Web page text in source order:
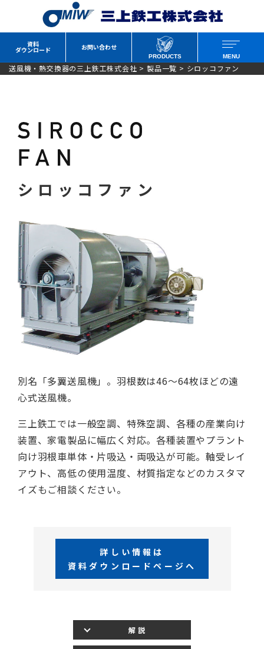
MENU
PRODUCTS
お問い合わせ
資料
ダウンロード
送風機・熱交換器の三上鉄工株式会社 >製品一覧 > シロッコファン
シロッコファン
別名「多翼送風機」。羽根数は46～64枚ほどの遠
心式送風機。
三上鉄工では一般空調、特殊空調、各種の産業向け
装置、家電製品に幅広く対応。各種装置やプラント
向け羽根車単体・片吸込・両吸込が可能。軸受レイ
アウト、高低の使用温度、材質指定などのカスタマ
イズもご相談ください。
解説
詳しい情報は
資料ダウンロードページへ